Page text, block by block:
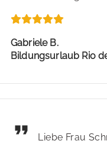
Gabriele B.
Bildungsurlaub Rio
Liebe Frau